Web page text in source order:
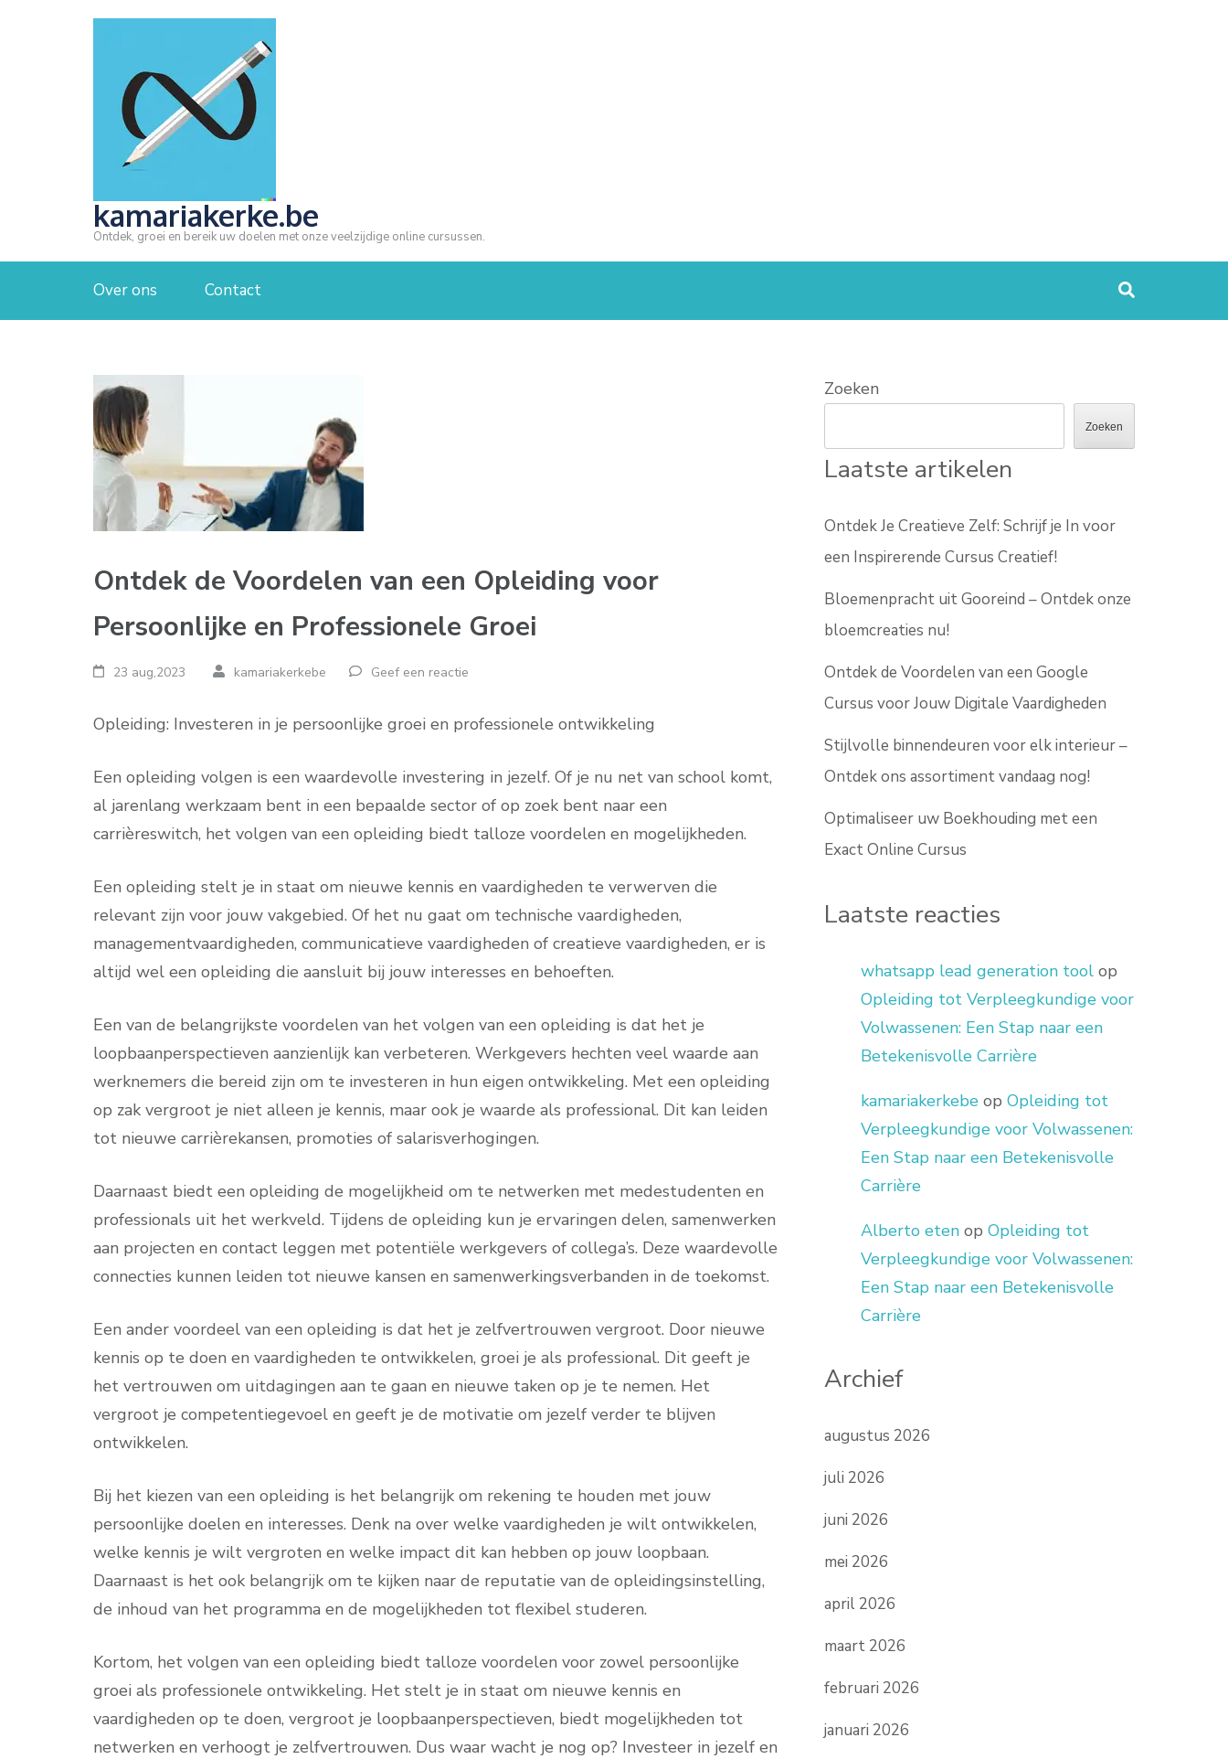
kamariakerke.be
Ontdek, groei en bereik uw doelen met onze veelzijdige online cursussen.
Over ons Contact
Ontdek de Voordelen van een Opleiding voor
Persoonlijke en Professionele Groei
23 aug,2023 kamariakerkebe Geef een reactie
Opleiding: Investeren in je persoonlijke groei en professionele ontwikkeling
Een opleiding volgen is een waardevolle investering in jezelf. Of je nu net van school komt,
al jarenlang werkzaam bent in een bepaalde sector of op zoek bent naar een
carrièreswitch, het volgen van een opleiding biedt talloze voordelen en mogelijkheden.
Een opleiding stelt je in staat om nieuwe kennis en vaardigheden te verwerven die
relevant zijn voor jouw vakgebied. Of het nu gaat om technische vaardigheden,
managementvaardigheden, communicatieve vaardigheden of creatieve vaardigheden, er is
altijd wel een opleiding die aansluit bij jouw interesses en behoeften.
Een van de belangrijkste voordelen van het volgen van een opleiding is dat het je
loopbaanperspectieven aanzienlijk kan verbeteren. Werkgevers hechten veel waarde aan
werknemers die bereid zijn om te investeren in hun eigen ontwikkeling. Met een opleiding
op zak vergroot je niet alleen je kennis, maar ook je waarde als professional. Dit kan leiden
tot nieuwe carrièrekansen, promoties of salarisverhogingen.
Daarnaast biedt een opleiding de mogelijkheid om te netwerken met medestudenten en
professionals uit het werkveld. Tijdens de opleiding kun je ervaringen delen, samenwerken
aan projecten en contact leggen met potentiële werkgevers of collega’s. Deze waardevolle
connecties kunnen leiden tot nieuwe kansen en samenwerkingsverbanden in de toekomst.
Een ander voordeel van een opleiding is dat het je zelfvertrouwen vergroot. Door nieuwe
kennis op te doen en vaardigheden te ontwikkelen, groei je als professional. Dit geeft je
het vertrouwen om uitdagingen aan te gaan en nieuwe taken op je te nemen. Het
vergroot je competentiegevoel en geeft je de motivatie om jezelf verder te blijven
ontwikkelen.
Bij het kiezen van een opleiding is het belangrijk om rekening te houden met jouw
persoonlijke doelen en interesses. Denk na over welke vaardigheden je wilt ontwikkelen,
welke kennis je wilt vergroten en welke impact dit kan hebben op jouw loopbaan.
Daarnaast is het ook belangrijk om te kijken naar de reputatie van de opleidingsinstelling,
de inhoud van het programma en de mogelijkheden tot flexibel studeren.
Kortom, het volgen van een opleiding biedt talloze voordelen voor zowel persoonlijke
groei als professionele ontwikkeling. Het stelt je in staat om nieuwe kennis en
vaardigheden op te doen, vergroot je loopbaanperspectieven, biedt mogelijkheden tot
netwerken en verhoogt je zelfvertrouwen. Dus waar wacht je nog op? Investeer in jezelf en
Zoeken
Zoeken
Laatste artikelen
Ontdek Je Creatieve Zelf: Schrijf je In voor
een Inspirerende Cursus Creatief!
Bloemenpracht uit Gooreind – Ontdek onze
bloemcreaties nu!
Ontdek de Voordelen van een Google
Cursus voor Jouw Digitale Vaardigheden
Stijlvolle binnendeuren voor elk interieur –
Ontdek ons assortiment vandaag nog!
Optimaliseer uw Boekhouding met een
Exact Online Cursus
Laatste reacties
whatsapp lead generation tool op
Opleiding tot Verpleegkundige voor
Volwassenen: Een Stap naar een
Betekenisvolle Carrière
kamariakerkebe opOpleiding tot
Verpleegkundige voor Volwassenen:
Een Stap naar een Betekenisvolle
Carrière
Alberto eten opOpleiding tot
Verpleegkundige voor Volwassenen:
Een Stap naar een Betekenisvolle
Carrière
Archief
augustus 2026
juli 2026
juni 2026
mei 2026
april 2026
maart 2026
februari 2026
januari 2026